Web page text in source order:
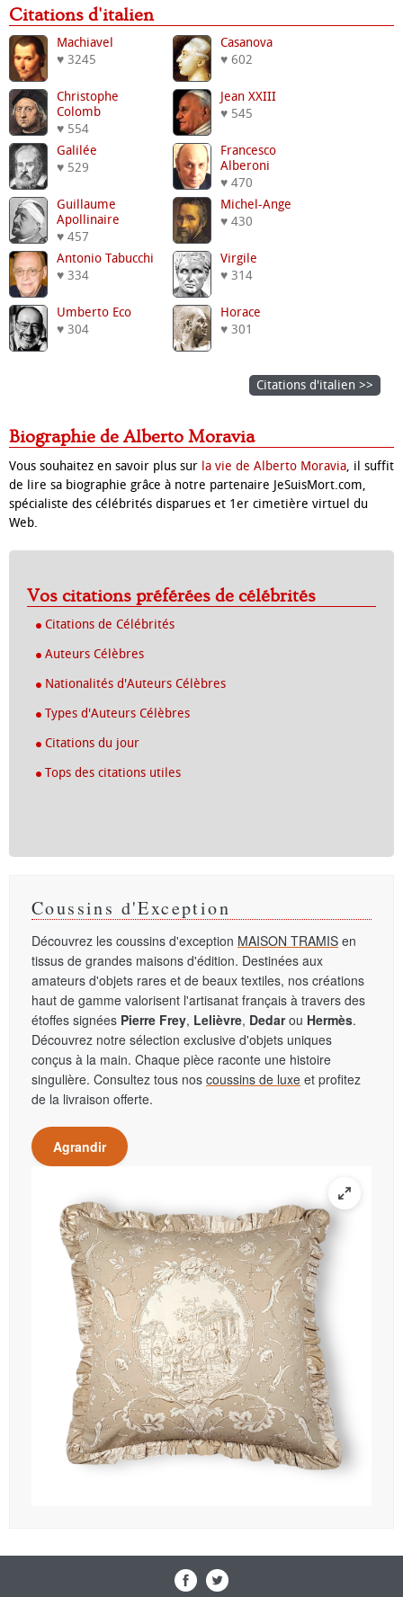
Citations d'italien
Machiavel
♥ 3245
Casanova
♥ 602
Christophe
Colomb
♥ 554
Jean XXIII
♥ 545
Galilée
♥ 529
Francesco
Alberoni
♥ 470
Guillaume
Apollinaire
♥ 457
Michel-Ange
♥ 430
Antonio Tabucchi
♥ 334
Virgile
♥ 314
Umberto Eco
♥ 304
Horace
♥ 301
Citations d'italien >>
Biographie de Alberto Moravia
Vous souhaitez en savoir plus sur la vie de Alberto Moravia, il suffit
de lire sa biographie grâce à notre partenaire JeSuisMort.com,
spécialiste des célébrités disparues et 1er cimetière virtuel du
Web.
Vos citations préférées de célébrités
Citations de Célébrités
Auteurs Célèbres
Nationalités d'Auteurs Célèbres
Types d'Auteurs Célèbres
Citations du jour
Tops des citations utiles
Coussins d'Exception
Découvrez les coussins d'exception MAISON TRAMIS en
tissus de grandes maisons d'édition. Destinées aux
amateurs d'objets rares et de beaux textiles, nos créations
haut de gamme valorisent l'artisanat français à travers des
étoffes signées Pierre Frey, Lelièvre, Dedarou Hermès.
Découvrez notre sélection exclusive d'objets uniques
conçus à la main. Chaque pièce raconte une histoire
singulière. Consultez tous nos coussins de luxe et profitez
de la livraison offerte.
Agrandir